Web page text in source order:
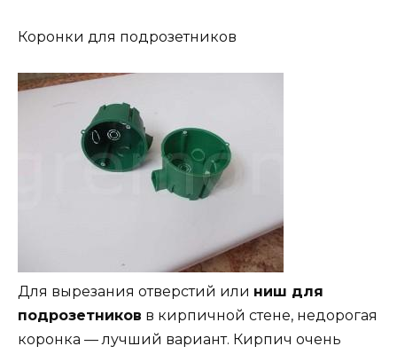
Коронки для подрозетников
Для вырезания отверстий или ниш для
подрозетников в кирпичной стене, недорогая
коронка — лучший вариант. Кирпич очень